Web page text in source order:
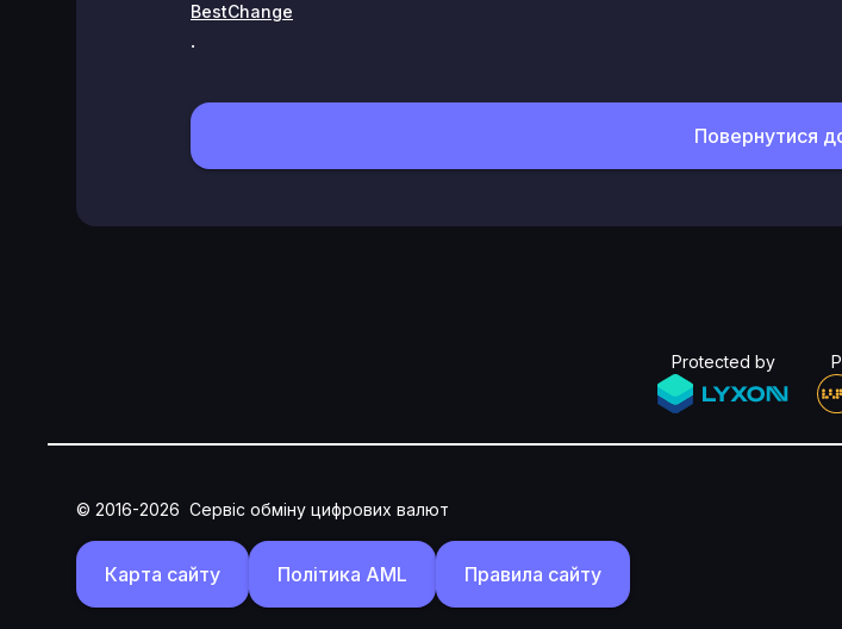
BestChange
.
Повернутися
Protected by
© 2016-2026 Сервіс обміну цифрових валют
Карта сайту Політика AML Правила сайту